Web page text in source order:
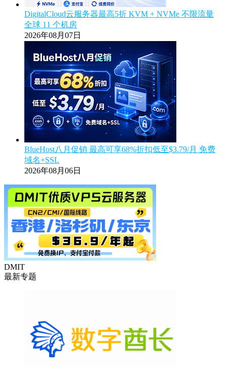
DigitalCloud云服务器最高5折 KVM + NVMe 不限流量
全球 11 个机房
2026年08月07日
BlueHost八月促销 最高可享68%折扣低至$3.79/月 免费
域名+SSL
2026年08月06日
DMIT
最新专题